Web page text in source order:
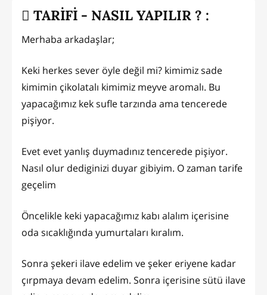
TARİFİ - NASIL YAPILIR ? :
Merhaba arkadaşlar;
Keki herkes sever öyle değil mi? kimimiz sade
kimimin çikolatalı kimimiz meyve aromalı. Bu
yapacağımız kek sufle tarzında ama tencerede
pişiyor.
Evet evet yanlış duymadınız tencerede pişiyor.
Nasıl olur dediginizi duyar gibiyim. O zaman tarife
geçelim
Öncelikle keki yapacağımız kabı alalım içerisine
oda sıcaklığında yumurtaları kıralım.
Sonra şekeri ilave edelim ve şeker eriyene kadar
çırpmaya devam edelim. Sonra içerisine sütü ilave